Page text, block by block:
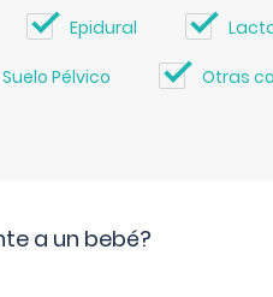
Epidural
Suelo Pélvico Otras
a un bebé?